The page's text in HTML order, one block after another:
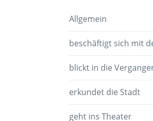
Allgemein
beschäftigt sich mit
blickt in die
erkundet die Stadt
geht ins Theater